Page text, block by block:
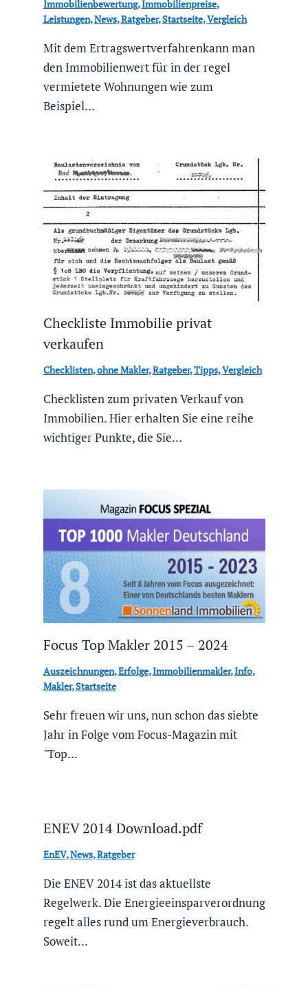
Immobilienbewertung,Immobilienpreise,
Leistungen,News,Ratgeber,Startseite,Vergleich
Mit dem Ertragswertverfahrenkann man
den Immobilienwert für in der regel
vermietete Wohnungen wie zum
Beispiel…
Checkliste Immobilie privat
verkaufen
Checklisten,ohne Makler,Ratgeber,Tipps,Vergleich
Checklisten zum privaten Verkauf von
Immobilien. Hier erhalten Sie eine reihe
wichtiger Punkte, die Sie…
Focus Top Makler 2015 – 2024
Auszeichnungen,Erfolge,Immobilienmakler,Info,
Makler,Startseite
Sehr freuen wir uns, nun schon das siebte
Jahr in Folge vom Focus-Magazin mit
"Top…
ENEV 2014 Download.pdf
EnEV,News,Ratgeber
Die ENEV 2014 ist das aktuellste
Regelwerk. Die Energieeinsparverordnung
regelt alles rund um Energieverbrauch.
Soweit…